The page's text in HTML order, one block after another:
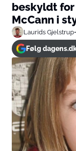
beskyldt
McCann i
Laurids Gjelstrup•
Følg